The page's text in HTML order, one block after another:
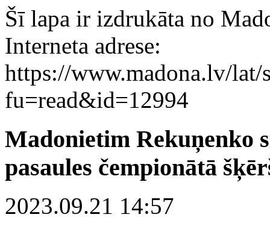
Šī lapa ir izdrukāta no
Interneta adrese:
https://www.madona.lv/lat/
fu=read&id=12994
Madonietim Rekuņenko
pasaules čempionātā
2023.09.21 14:57